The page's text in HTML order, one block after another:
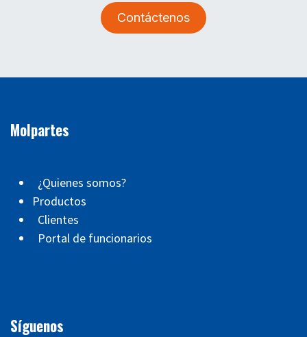
Contáctenos
Molpartes
¿Quienes somos?
Productos
Clientes
Portal de funcionarios
Síguenos